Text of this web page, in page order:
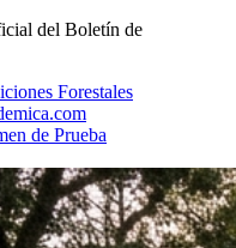
del Boletín de
de Prueba